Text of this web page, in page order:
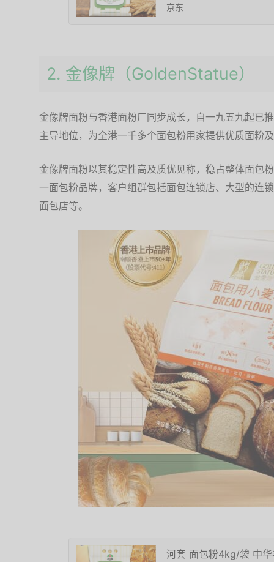
京东
2. 金像牌（GoldenStatue）
金像牌面粉与香港面粉厂同步成长，自一九五九起已
主导地位，为全港一千多个面包粉用家提供优质面粉
金像牌面粉以其稳定性高及质优见称，稳占整体面包
一面包粉品牌，客户组群包括面包连锁店、大型的连
面包店等。
河套 面包粉4kg/袋 中